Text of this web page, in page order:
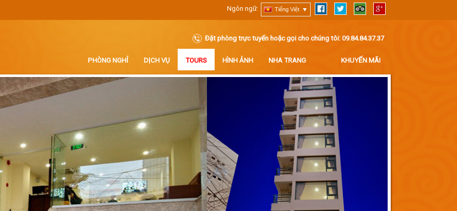
Ngôn ngữ: Tiếng Việt
Đặt phòng trực tuyến hoặc gọi cho chúng tôi: 09.84.84.37.37
PHÒNG NGHỈ DỊCH VỤ TOURS HÌNH ẢNH NHA TRANG KHUYẾN MÃI